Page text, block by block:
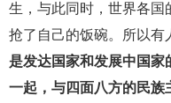
生，与此同时，世界各国
抢了自己的饭碗。所以有
是发达国家和发展中国家
一起，与四面八方的民族